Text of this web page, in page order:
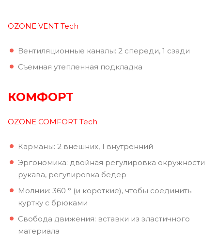
OZONE VENT Tech
Вентиляционные каналы: 2 спереди, 1 сзади
Съемная утепленная подкладка
КОМФОРТ
OZONE COMFORT Tech
Карманы: 2 внешних, 1 внутренний
Эргономика: двойная регулировка окружности
рукава, регулировка бедер
Молнии: 360 ° (и короткие), чтобы соединить
куртку с брюками
Свобода движения: вставки из эластичного
материала